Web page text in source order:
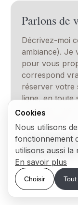
Parlons de
Décrivez-moi
ambiance). Je
pour vous
correspond
réserver votre
ligne, en toute
contacter avec
Me contacter
Cookies
Nous utilisons
fonctionnement
utilisons aussi la
En savoir plus
Choisir